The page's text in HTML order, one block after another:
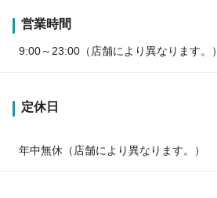
営業時間
9:00～23:00（店舗により異なります。）
定休日
年中無休（店舗により異なります。）